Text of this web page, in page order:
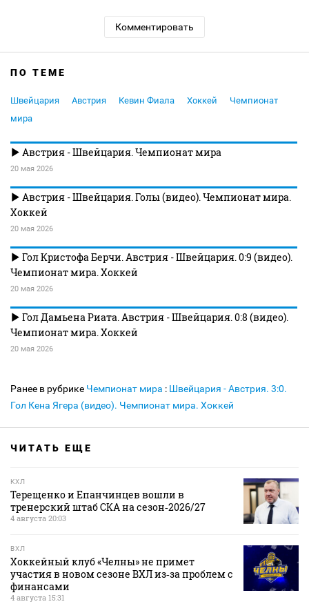
Комментировать
ПО ТЕМЕ
Швейцария Австрия Кевин Фиала Хоккей
Чемпионат
мира
Австрия - Швейцария. Чемпионат мира
20 мая 2026
Австрия - Швейцария. Голы (видео). Чемпионат мира.
Хоккей
20 мая 2026
Гол Кристофа Берчи. Австрия - Швейцария. 0:9 (видео).
Чемпионат мира. Хоккей
20 мая 2026
Гол Дамьена Риата. Австрия - Швейцария. 0:8 (видео).
Чемпионат мира. Хоккей
20 мая 2026
Ранее в рубрике Чемпионат мира : Швейцария - Австрия. 3:0.
Гол Кена Ягера (видео). Чемпионат мира. Хоккей
ЧИТАТЬ ЕЩЕ
КХЛ
Терещенко и Епанчинцев вошли в
тренерский штаб СКА на сезон‑2026/27
4 августа 20:03
ВХЛ
Хоккейный клуб «Челны» не примет
участия в новом сезоне ВХЛ из‑за проблем с
финансами
4 августа 15:31